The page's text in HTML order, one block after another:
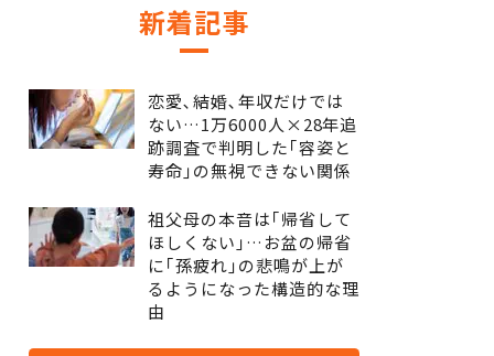
新着記事
恋愛､結婚､年収だけでは
ない…1万6000人×28年追
跡調査で判明した｢容姿と
寿命｣の無視できない関係
祖父母の本音は｢帰省して
ほしくない｣…お盆の帰省
に｢孫疲れ｣の悲鳴が上が
るようになった構造的な理
由